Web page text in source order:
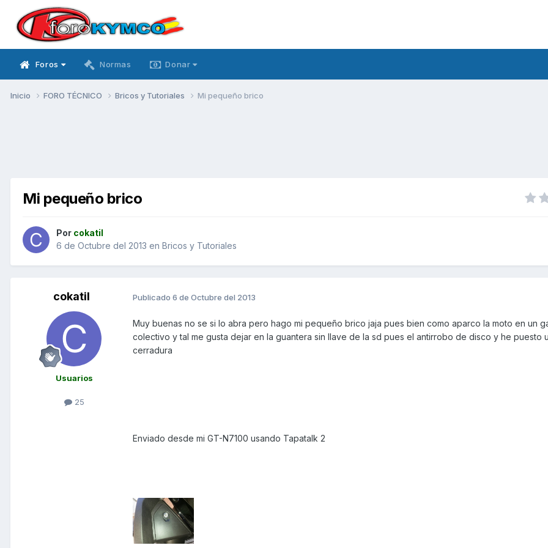
Foros Normas Donar
Inicio FORO TÉCNICO Bricos y Tutoriales Mi pequeño brico
Mi pequeño brico
Por cokatil
6 de Octubre del 2013 en Bricos y Tutoriales
cokatil
Usuarios
25
Publicado 6 de Octubre del 2013
Muy buenas no se si lo abra pero hago mi pequeño brico jaja pues bien como aparco la moto en un
colectivo y tal me gusta dejar en la guantera sin llave de la sd pues el antirrobo de disco y he puesto
cerradura
Enviado desde mi GT-N7100 usando Tapatalk 2